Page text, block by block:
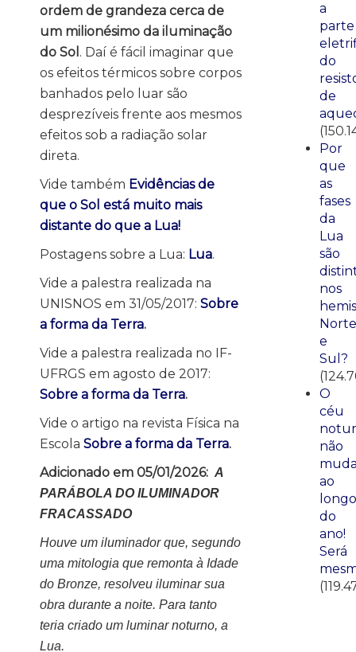
ordem de grandeza cerca de
um milionésimo da iluminação
do Sol . Daí é fácil imaginar que
os efeitos térmicos sobre corpos
banhados pelo luar são
desprezíveis frente aos mesmos
efeitos sob a radiação solar
direta.
Vide também Evidências de
que o Sol está muito mais
distante do que a Lua!
Postagens sobre a Lua: Lua.
Vide a palestra realizada na
UNISNOS em 31/05/2017: Sobre
a forma da Terra.
Vide a palestra realizada no IF-
UFRGS em agosto de 2017:
Sobre a forma da Terra.
Vide o artigo na revista Física na
Escola Sobre a forma da Terra.
Adicionado em 05/01/2026: A
PARÁBOLA DO ILUMINADOR
FRACASSADO
Houve um iluminador que, segundo
uma mitologia que remonta à Idade
do Bronze, resolveu iluminar sua
obra durante a noite. Para tanto
teria criado um luminar noturno, a
Lua.
a
parte
do
de
Por
que
as
fases
da
Lua
são
nos
Norte
e
Sul?
O
céu
não
ao
longo
do
ano!
Será